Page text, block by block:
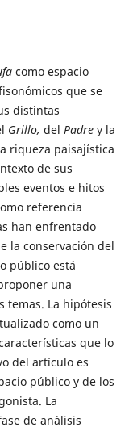
como espacio
que se
distintas
Grillo, del Padre y la
riqueza paisajística
de sus
eventos e hitos
referencia
han enfrentado
la conservación del
público está
una
temas. La hipótesis
como un
que lo
del artículo es
público y de los
La
de análisis